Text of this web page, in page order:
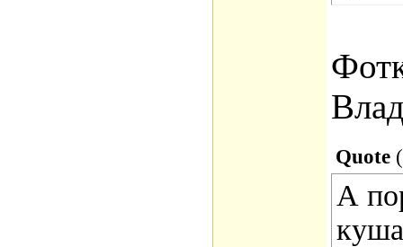
Quote (
А